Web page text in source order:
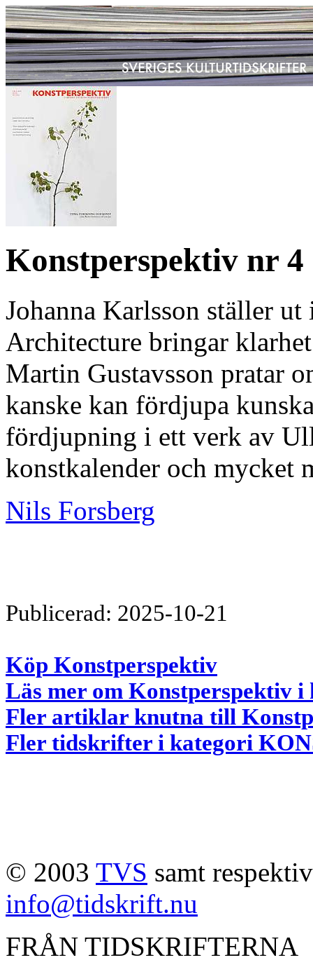
Konstperspektiv nr 4
Johanna Karlsson ställer
Architecture bringar
Martin Gustavsson pratar
kanske kan fördjupa
fördjupning i ett verk av
konstkalender och mycket
Nils Forsberg
Publicerad: 2025-10-21
Köp Konstperspektiv
Läs mer om Konstperspektiv i
Fler artiklar knutna till
Fler tidskrifter i kategori
© 2003 TVS samt
info@tidskrift.nu
FRÅN TIDSKRIFTERNA